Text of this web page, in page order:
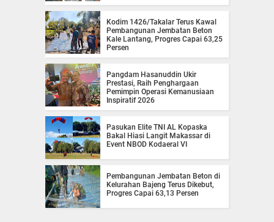
Kodim 1426/Takalar Terus Kawal
Pembangunan Jembatan Beton
Kale Lantang, Progres Capai 63,25
Persen
Pangdam Hasanuddin Ukir
Prestasi, Raih Penghargaan
Pemimpin Operasi Kemanusiaan
Inspiratif 2026
Pasukan Elite TNI AL Kopaska
Bakal Hiasi Langit Makassar di
Event NBOD Kodaeral VI
Pembangunan Jembatan Beton di
Kelurahan Bajeng Terus Dikebut,
Progres Capai 63,13 Persen